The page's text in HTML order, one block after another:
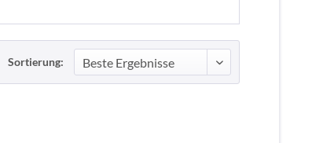
Sortierung: